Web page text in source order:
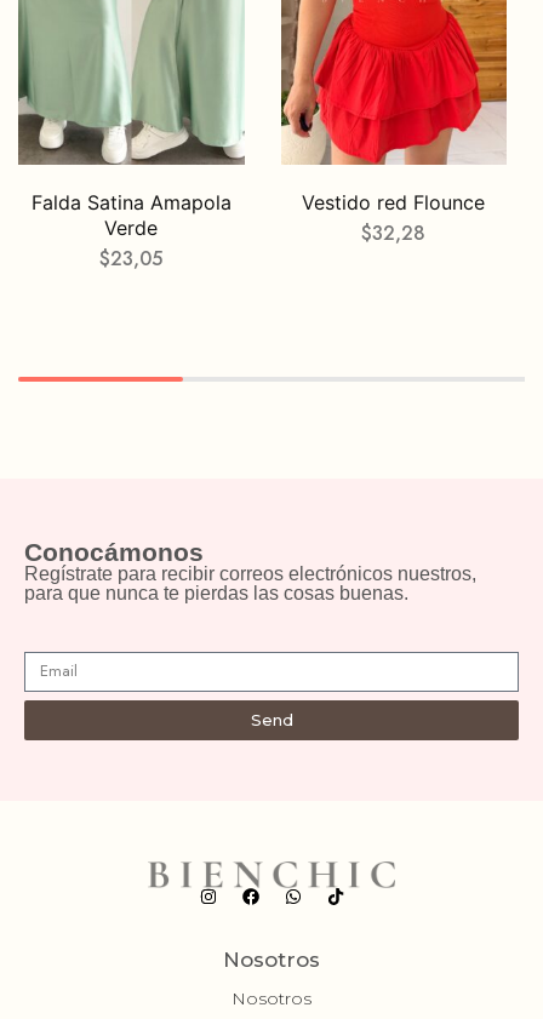
Falda Satina Amapola
Verde
$23,05
Vestido red Flounce
$32,28
Conocámonos
Regístrate para recibir correos electrónicos nuestros,
para que nunca te pierdas las cosas buenas.
Send
Nosotros
Nosotros